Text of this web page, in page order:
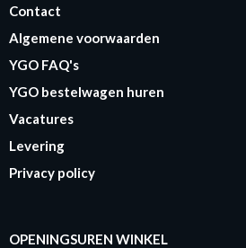
Contact
Algemene voorwaarden
YGO FAQ's
YGO bestelwagen huren
Vacatures
Levering
Privacy policy
OPENINGSUREN WINKEL